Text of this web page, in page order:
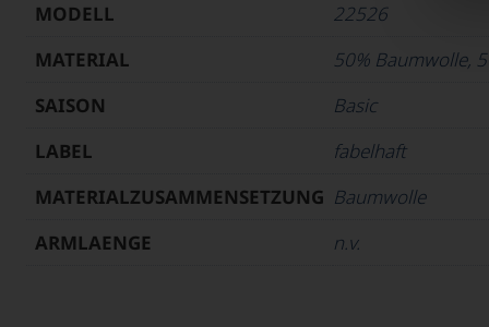
MODELL
22526
MATERIAL
50% Baumwolle,
SAISON
Basic
LABEL
fabelhaft
MATERIALZUSAMMENSETZUNG Baumwolle
ARMLAENGE
n.v.